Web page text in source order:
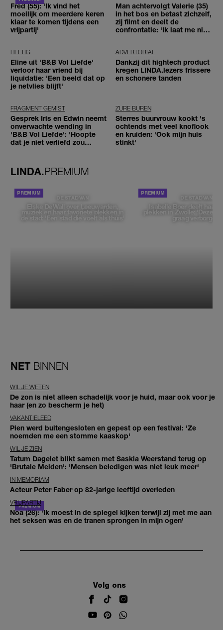
Fred (55): 'Ik vind het
moeilijk om meerdere keren
klaar te komen tijdens een
vrijpartij'
Man achtervolgt Valerie (35)
in het bos en betast zichzelf,
zij filmt en deelt de
confrontatie: 'Ik laat me niet
HEFTIG
Eline uit 'B&B Vol Liefde'
verloor haar vriend bij
liquidatie: 'Een beeld dat op
je netvlies blijft'
ADVERTORIAL
Dankzij dit hightech product
kregen LINDA.lezers frissere
en schonere tanden
FRAGMENT GEMIST
Gesprek Iris en Edwin neemt
onverwachte wending in
'B&B Vol Liefde': 'Hoopte
dat je niet verliefd zou
ZURE BUREN
Sterres buurvrouw kookt 's
ochtends met veel knoflook
en kruiden: 'Ook mijn huis
stinkt'
LINDA.PREMIUM
DE STAD VAN
Elske DeWall over Leeuwarden,
muziek en haar favoriete plekken in
de stad: 'Een stad die voelt als thuis'
DE STAD VAN
Isabelle Boer deelt haar
plekken in Zwolle: 'Deze
graag verborgen'
NET BINNEN
WIL JE WETEN
De zon is niet alleen schadelijk voor je huid, maar ook voor je
haar (en zo bescherm je het)
VAKANTIELEED
Pien werd buitengesloten en gepest op een festival: 'Ze
noemden me een stomme kaaskop'
WIL JE ZIEN
Tatum Dagelet blikt samen met Saskia Weerstand terug op
'Brutale Meiden': 'Mensen beledigen was niet leuk meer'
IN MEMORIAM
Acteur Peter Faber op 82-jarige leeftijd overleden
VRIJPARTIJ
Noa (26): 'Ik moest in de spiegel kijken terwijl zij met me aan
het seksen was en de tranen sprongen in mijn ogen'
Volg ons